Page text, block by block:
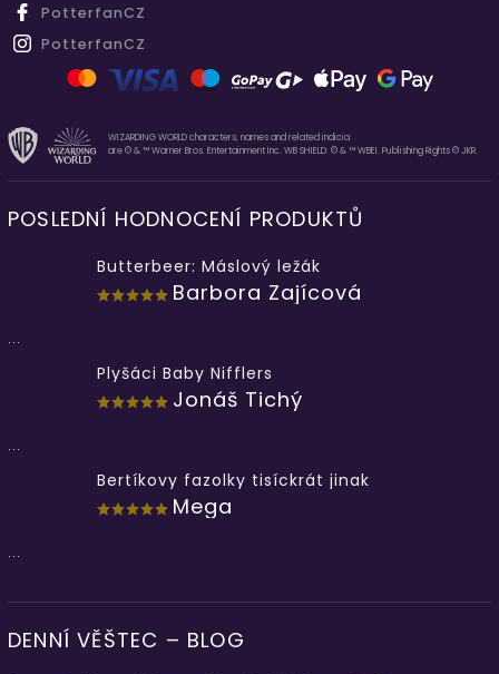
PotterfanCZ
PotterfanCZ
WIZARDING WORLD characters, names and related indicia
are © & ™ Warner Bros. Entertainment Inc. WB SHIELD: © & ™ WBEI. Publishing Rights © JKR.
POSLEDNÍ HODNOCENÍ PRODUKTŮ
Butterbeer: Máslový ležák
Barbora Zajícová
...
Plyšáci Baby Nifflers
Jonáš Tichý
...
Bertíkovy fazolky tisíckrát jinak
Mega
...
DENNÍ VĚŠTEC – BLOG